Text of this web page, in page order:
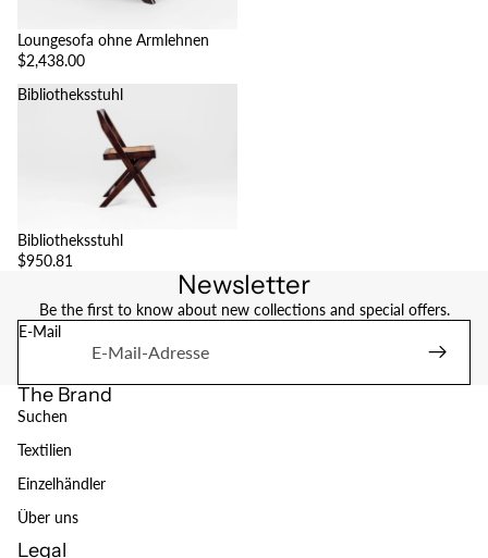
Loungesofa ohne Armlehnen
$2,438.00
Bibliotheksstuhl
Bibliotheksstuhl
$950.81
Newsletter
Be the first to know about new collections and special offers.
E-Mail
The Brand
Suchen
Textilien
Einzelhändler
Über uns
Legal